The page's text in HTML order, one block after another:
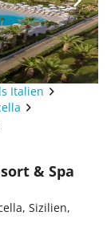
Italien
& Spa
Sizilien,